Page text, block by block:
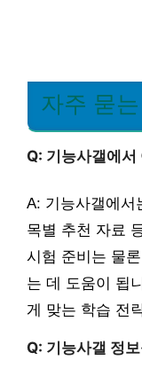
자주 묻
Q: 기능사갤에서
A: 기능사갤에서
목별 추천 자료
시험 준비는 물
는 데 도움이 됩
게 맞는 학습 전
Q: 기능사갤 정